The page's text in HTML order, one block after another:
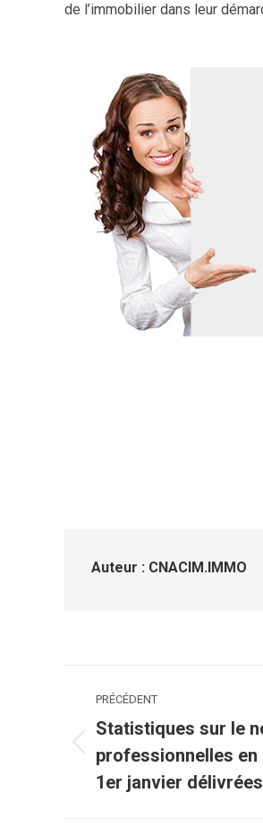
de l’immobilier dans leur
Auteur : CNACIM.IMMO
Navigation
article
PRÉCÉDENT
Article
précédent
Statistiques sur le
professionnelles
1er janvier